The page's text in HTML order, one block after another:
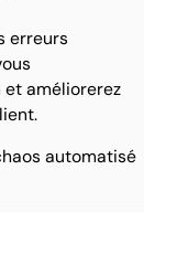
erreurs
améliorerez
automatisé